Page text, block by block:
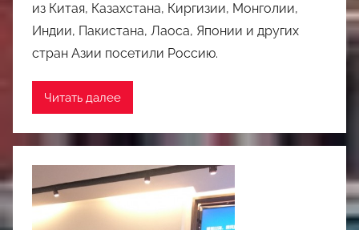
из Китая, Казахстана, Киргизии, Монголии,
Индии, Пакистана, Лаоса, Японии и других
стран Азии посетили Россию.
Читать далее